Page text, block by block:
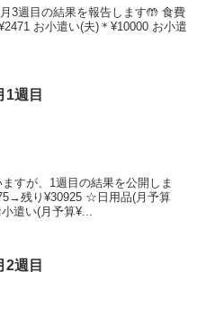
3週目の結果を報告します🤲 食費
お小遣い(夫)＊¥10000 お小遣
1週目
すが、1週目の結果を公開しま
残り¥30925 ☆日用品(月予算
遣い(月予算¥...
2週目